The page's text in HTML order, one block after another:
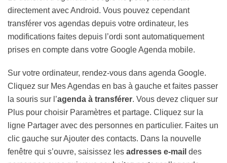
directement avec Android. Vous pouvez cependant
transférer vos agendas depuis votre ordinateur, les
modifications faites depuis l’ordi sont automatiquement
prises en compte dans votre Google Agenda mobile.
Sur votre ordinateur, rendez-vous dans agenda Google.
Cliquez sur Mes Agendas en bas à gauche et faites passer
la souris sur l’agenda à transférer. Vous devez cliquer sur
Plus pour choisir Paramètres et partage. Cliquez sur la
ligne Partager avec des personnes en particulier. Faites un
clic gauche sur Ajouter des contacts. Dans la nouvelle
fenêtre qui s’ouvre, saisissez les adresses e-mail des